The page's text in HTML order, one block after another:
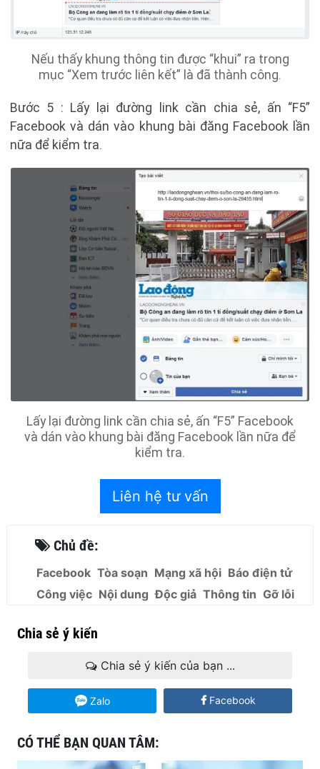
Nếu thấy khung thông tin được “khui” ra trong
mục “Xem trước liên kết” là đã thành công.
Bước 5 : Lấy lại đường link cần chia sẻ, ấn “F5”
Facebook và dán vào khung bài đăng Facebook lần
nữa để kiểm tra.
Lấy lại đường link cần chia sẻ, ấn “F5” Facebook
và dán vào khung bài đăng Facebook lần nữa để
kiểm tra.
Liên hệ tư vấn
Chủ đề:
Facebook Tòa soạn Mạng xã hội Báo điện tử
Công việc Nội dung Độc giả Thông tin Gỡ lỗi
Chia sẻ ý kiến
Chia sẻ ý kiến của bạn ...
Zalo Facebook
CÓ THỂ BẠN QUAN TÂM: